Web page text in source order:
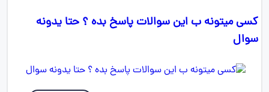
کسی میتونه ب این سوالات پاسخ بده ؟ حتا یدونه
سوال